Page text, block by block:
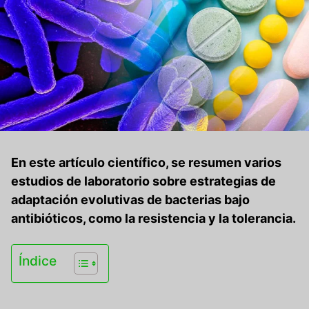
En este artículo científico, se resumen varios
estudios de laboratorio sobre estrategias de
adaptación evolutivas de bacterias bajo
antibióticos, como la resistencia y la tolerancia.
Índice